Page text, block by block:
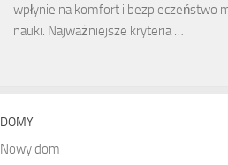
wpłynie na komfort i bezpieczeństwo
nauki. Najważniejsze kryteria …
DOMY
Nowy dom